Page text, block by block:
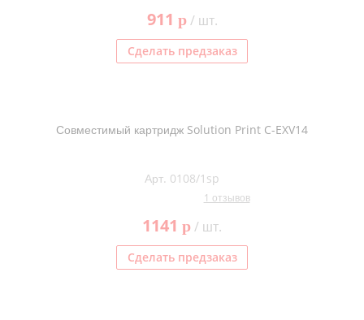
911 p/ шт.
Сделать предзаказ
Совместимый картридж Solution Print C-EXV14
Арт. 0108/1sp
1 отзывов
1141 p/ шт.
Сделать предзаказ